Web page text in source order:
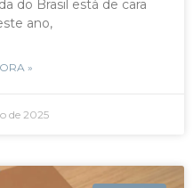
do Brasil está de cara
ano,
»
de 2025